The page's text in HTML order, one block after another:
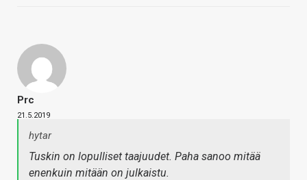
Prc
21.5.2019
hytar
Tuskin on lopulliset taajuudet. Paha sanoo mitää
enenkuin mitään on julkaistu.